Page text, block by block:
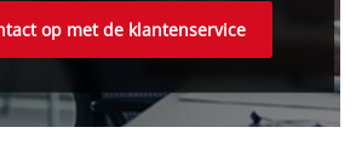
op met de klantenservice